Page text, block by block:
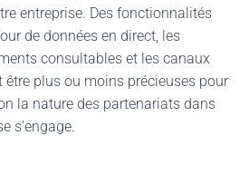
entreprise. Des fonctionnalités
de données en direct, les
consultables et les canaux
être plus ou moins précieuses pour
la nature des partenariats dans
s’engage.